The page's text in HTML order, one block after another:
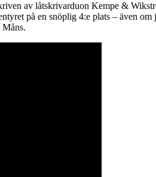
av låtskrivarduon Kempe &
på en snöplig 4:e plats – även